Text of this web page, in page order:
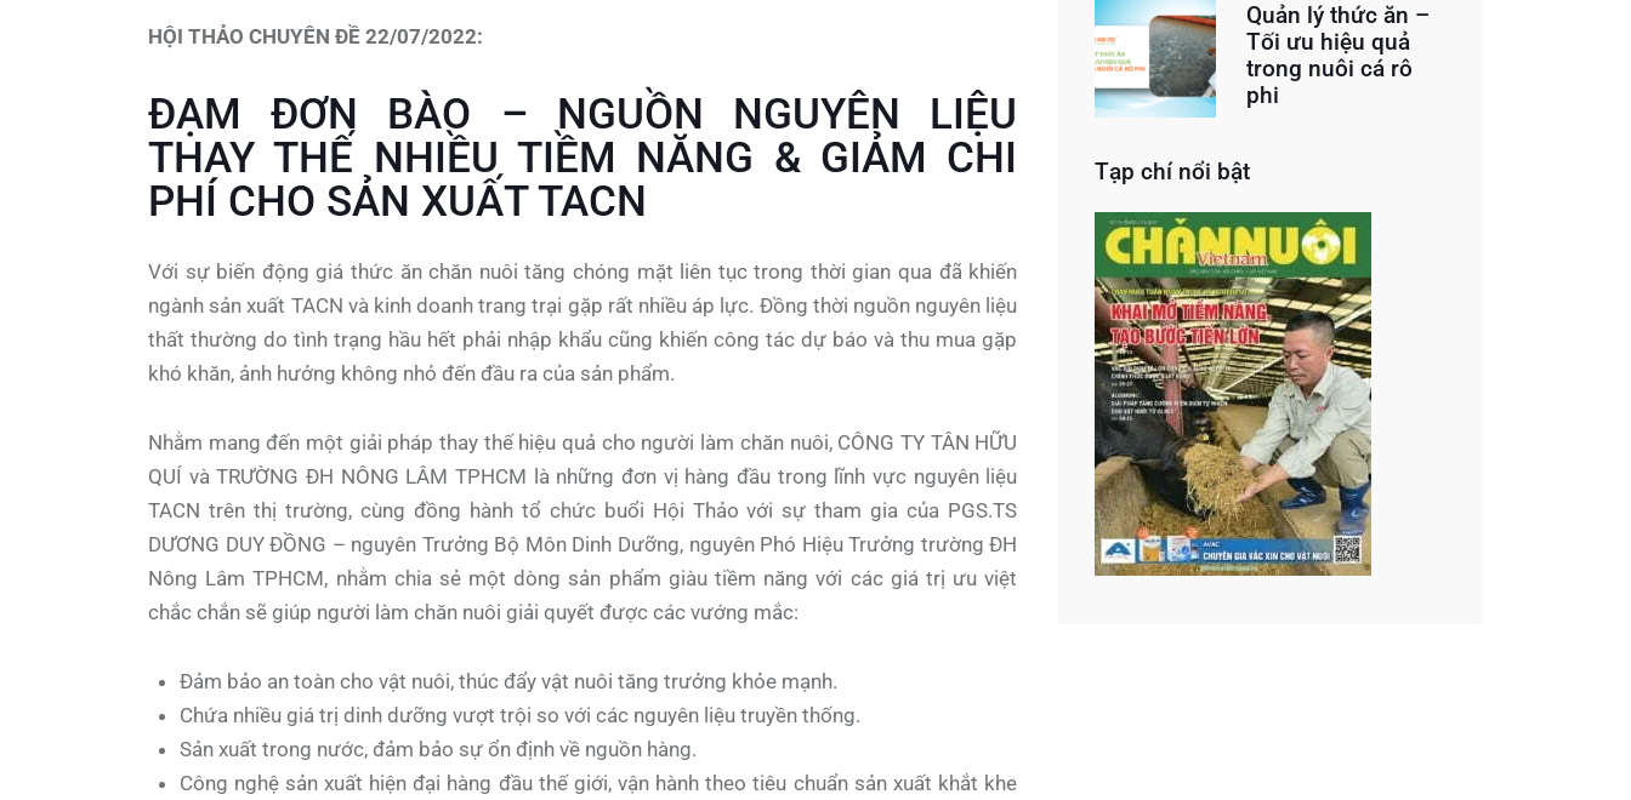
HỘI THẢO CHUYÊN ĐỀ 22/07/2022:
ĐẠM ĐƠN BÀO – NGUỒN NGUYÊN LIỆU
THAY THẾ NHIỀU TIỀM NĂNG & GIẢM CHI
PHÍ CHO SẢN XUẤT TACN
Với sự biến động giá thức ăn chăn nuôi tăng chóng mặt liên tục trong thời gian qua đã khiến
ngành sản xuất TACN và kinh doanh trang trại gặp rất nhiều áp lực. Đồng thời nguồn nguyên liệu
thất thường do tình trạng hầu hết phải nhập khẩu cũng khiến công tác dự báo và thu mua gặp
khó khăn, ảnh hưởng không nhỏ đến đầu ra của sản phẩm.
Nhằm mang đến một giải pháp thay thế hiệu quả cho người làm chăn nuôi, CÔNG TY TÂN HỮU
QUÍ và TRƯỜNG ĐH NÔNG LÂM TPHCM là những đơn vị hàng đầu trong lĩnh vực nguyên liệu
TACN trên thị trường, cùng đồng hành tổ chức buổi Hội Thảo với sự tham gia của PGS.TS
DƯƠNG DUY ĐỒNG – nguyên Trưởng Bộ Môn Dinh Dưỡng, nguyên Phó Hiệu Trưởng trường ĐH
Nông Lâm TPHCM, nhằm chia sẻ một dòng sản phẩm giàu tiềm năng với các giá trị ưu việt
chắc chắn sẽ giúp người làm chăn nuôi giải quyết được các vướng mắc:
Đảm bảo an toàn cho vật nuôi, thúc đẩy vật nuôi tăng trưởng khỏe mạnh.
Chứa nhiều giá trị dinh dưỡng vượt trội so với các nguyên liệu truyền thống.
Sản xuất trong nước, đảm bảo sự ổn định về nguồn hàng.
Công nghệ sản xuất hiện đại hàng đầu thế giới, vận hành theo tiêu chuẩn sản xuất khắt khe
Quản lý thức ăn –
Tối ưu hiệu quả
trong nuôi cá rô
phi
Tạp chí nổi bật